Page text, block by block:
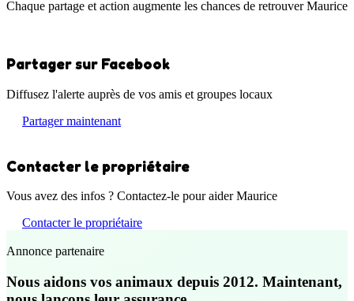
Chaque partage et action augmente les chances de retrouver Maurice
Partager sur Facebook
Diffusez l'alerte auprès de vos amis et groupes locaux
Partager maintenant
Contacter le propriétaire
Vous avez des infos ? Contactez-le pour aider Maurice
Contacter le propriétaire
Annonce partenaire
Nous aidons vos animaux depuis 2012. Maintenant,